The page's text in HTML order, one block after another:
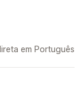
em Português